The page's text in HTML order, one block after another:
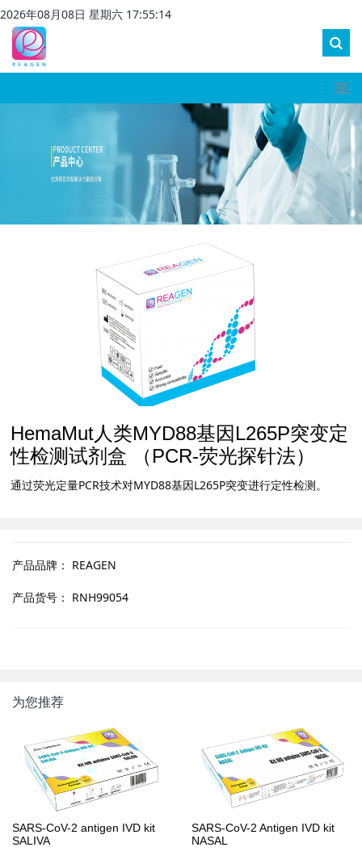
2026年08月08日 星期六 17:55:14
HemaMut人类MYD88基因L265P突变定
性检测试剂盒 （PCR-荧光探针法）
通过荧光定量PCR技术对MYD88基因L265P突变进行定性检测。
产品品牌： REAGEN
产品货号： RNH99054
为您推荐
SARS-CoV-2 antigen IVD kit
SALIVA
SARS-CoV-2 Antigen IVD kit
NASAL